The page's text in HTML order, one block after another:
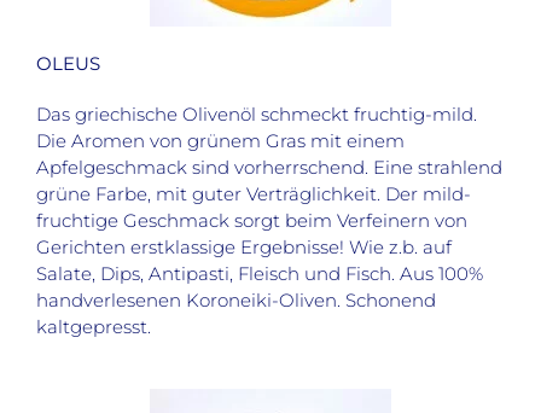
OLEUS
Das griechische Olivenöl schmeckt fruchtig-mild.
Die Aromen von grünem Gras mit einem
Apfelgeschmack sind vorherrschend. Eine strahlend
grüne Farbe, mit guter Verträglichkeit. Der mild-
fruchtige Geschmack sorgt beim Verfeinern von
Gerichten erstklassige Ergebnisse! Wie z.b. auf
Salate, Dips, Antipasti, Fleisch und Fisch. Aus 100%
handverlesenen Koroneiki-Oliven. Schonend
kaltgepresst.